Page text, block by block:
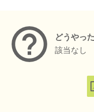
どうやっ
該当なし